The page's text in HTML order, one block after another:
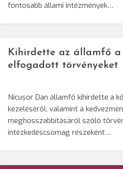
fontosabb állami intézmények…
Kihirdette az államfő
elfogadott törvényeket
Nicușor Dan államfő kihirdette a
kezeléséről, valamint a
meghosszabbításáról szóló
intézkedéscsomag részeként…